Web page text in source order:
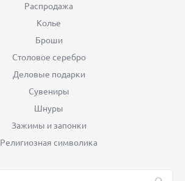
Распродажа
Колье
Броши
Столовое серебро
Деловые подарки
Сувениры
Шнуры
Зажимы и запонки
Религиозная символика